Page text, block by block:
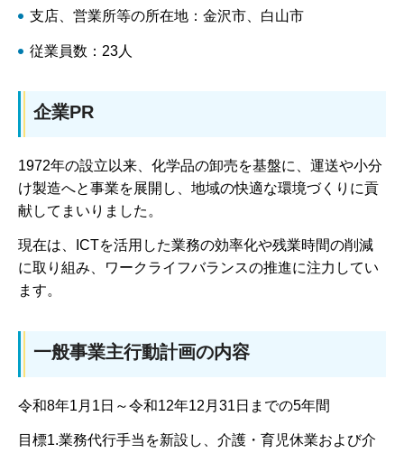
支店、営業所等の所在地：金沢市、白山市
従業員数：23人
企業PR
1972年の設立以来、化学品の卸売を基盤に、運送や小分
け製造へと事業を展開し、地域の快適な環境づくりに貢
献してまいりました。
現在は、ICTを活用した業務の効率化や残業時間の削減
に取り組み、ワークライフバランスの推進に注力してい
ます。
一般事業主行動計画の内容
令和8年1月1日～令和12年12月31日までの5年間
目標1.業務代行手当を新設し、介護・育児休業および介